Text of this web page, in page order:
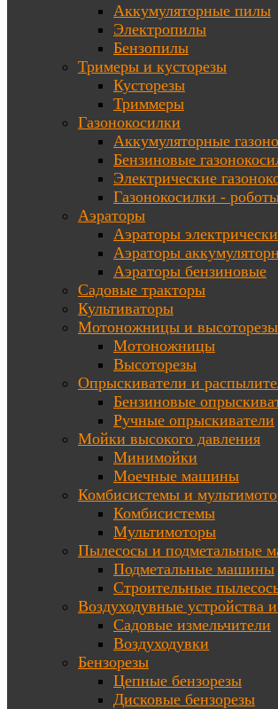
Аккумуляторные пилы
Электропилы
Бензопилы
Тримеры и кусторезы
Кусторезы
Триммеры
Газонокосилки
Аккумуляторные
Бензиновые
Электрические
Газонокосилки -
Аэраторы
Аэраторы
Аэраторы
Аэраторы бензиновые
Садовые тракторы
Культиваторы
Мотоножницы и высоторезы
Мотоножницы
Высоторезы
Опрыскиватели и
Бензиновые
Ручные опрыскиватели
Мойки высокого давления
Минимойки
Моечные машины
Комбисистемы и
Комбисистемы
Мультимоторы
Пылесосы и подметальные
Подметальные машины
Строительные
Воздуходувные устройства
Садовые измельчители
Воздуходувки
Бензорезы
Цепные бензорезы
Дисковые бензорезы